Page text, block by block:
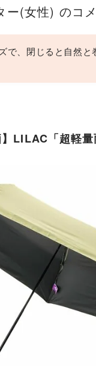
ー(女性) のコ
で、閉じると自然と
】LILAC「超軽量